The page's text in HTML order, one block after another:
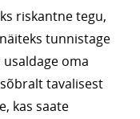
riskantne tegu,
tunnistage
oma
tavalisest
kas saate